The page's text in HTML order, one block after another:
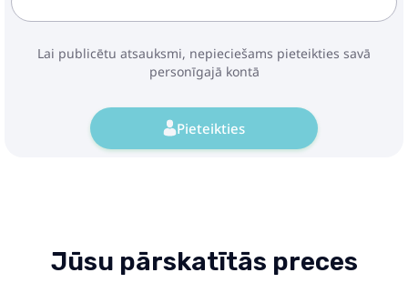
Lai publicētu atsauksmi, nepieciešams pieteikties savā
personīgajā kontā
Pieteikties
Jūsu pārskatītās preces